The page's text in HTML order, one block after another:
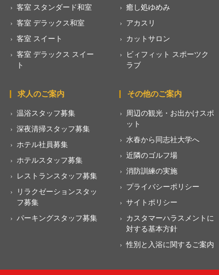
客室 スタンダード和室
客室 デラックス和室
客室 スイート
客室 デラックス スイー
ト
癒し処ゆめみ
アカスリ
カットサロン
ビィフィット スポーツク
ラブ
求人のご案内
温浴スタッフ募集
深夜清掃スタッフ募集
ホテル社員募集
ホテルスタッフ募集
レストランスタッフ募集
リラクゼーションスタッ
フ募集
パーキングスタッフ募集
その他のご案内
周辺の観光・お出かけスポ
ット
水春から同志社大学へ
近隣のゴルフ場
消防訓練の実施
プライバシーポリシー
サイトポリシー
カスタマーハラスメントに
対する基本方針
性別と入浴に関するご案内